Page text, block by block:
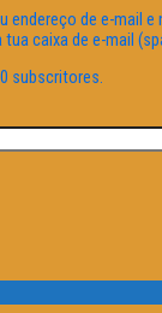
endereço de e-mail e
caixa de e-mail
subscritores.